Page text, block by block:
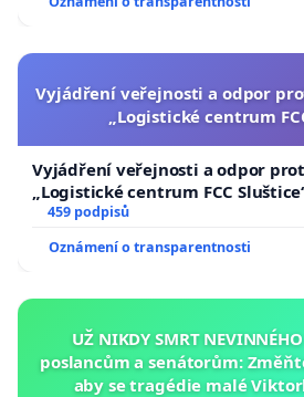
Vyjádření veřejnosti a odpor
„Logistické centrum
Vyjádření veřejnosti a odpor
„Logistické centrum FCC
459 podpisů
Oznámení o transparentnosti
UŽ NIKDY SMRT
poslancům a senátorům:
aby se tragédie malé